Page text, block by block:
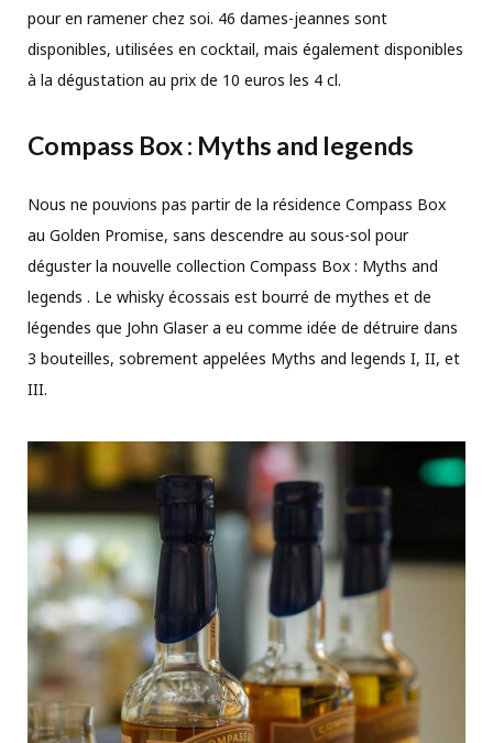
pour en ramener chez soi. 46 dames-jeannes sont
disponibles, utilisées en cocktail, mais également disponibles
à la dégustation au prix de 10 euros les 4 cl.
Compass Box : Myths and legends
Nous ne pouvions pas partir de la résidence Compass Box
au Golden Promise, sans descendre au sous-sol pour
déguster la nouvelle collection Compass Box : Myths and
legends . Le whisky écossais est bourré de mythes et de
légendes que John Glaser a eu comme idée de détruire dans
3 bouteilles, sobrement appelées Myths and legends I, II, et
III.